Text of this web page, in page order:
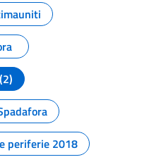
periferie 2018